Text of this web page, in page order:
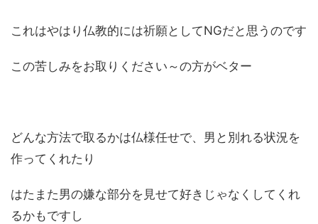
これはやはり仏教的には祈願としてNGだと思うのです
この苦しみをお取りください～の方がベター
どんな方法で取るかは仏様任せで、男と別れる状況を
作ってくれたり
はたまた男の嫌な部分を見せて好きじゃなくしてくれ
るかもですし